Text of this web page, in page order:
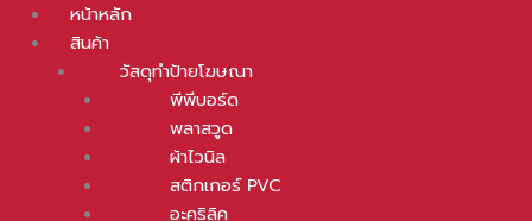
หน้าหลัก
สินค้า
วัสดุทำป้ายโฆษณา
พีพีบอร์ด
พลาสวูด
ผ้าไวนิล
สติกเกอร์ PVC
อะคริลิค